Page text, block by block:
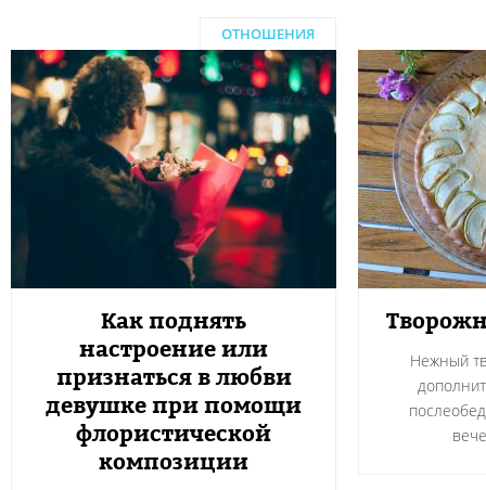
ОТНОШЕНИЯ
Как поднять
настроение или
признаться в любви
девушке при помощи
флористической
композиции
Нежный